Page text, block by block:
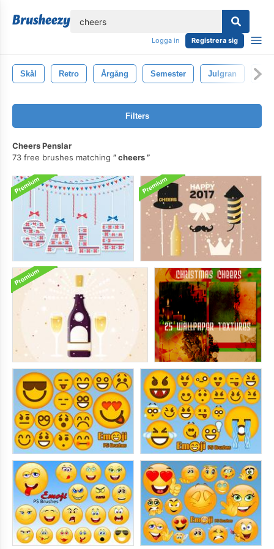
Logga in Registrera sig
Skål Retro Årgång Semester Julgran
Filters
Cheers Penslar
73 free brushes matching
cheers